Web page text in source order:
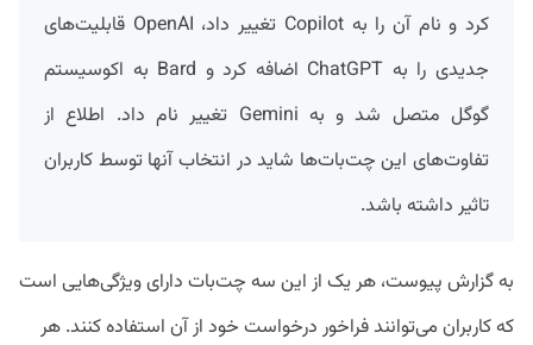
کرد و نام آن را به Copilot تغییر داد، OpenAI قابلیت‌های
جدیدی را به ChatGPT اضافه کرد و Bard به اکوسیستم
گوگل متصل شد و به Gemini تغییر نام داد. اطلاع از
تفاوت‌های این چت‌بات‌ها شاید در انتخاب آنها توسط کاربران
تاثیر داشته باشد.
به گزارش پیوست، هر یک از این سه چت‌بات دارای ویژگی‌هایی است
که کاربران می‌توانند فراخور درخواست خود از آن استفاده کنند. هر